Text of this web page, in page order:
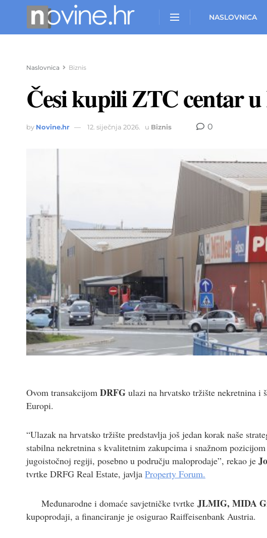
NASLOVNICA
Naslovnica Biznis
Česi kupili ZTC centar
by Novine.hr 12. siječnja 2026. u Biznis 0
Ovom transakcijom DRFG ulazi na hrvatsko tržište nekretnina
Europi.
“Ulazak na hrvatsko tržište predstavlja još jedan korak naše
stabilna nekretnina s kvalitetnim zakupcima i snažnom
jugoistočnoj regiji, posebno u području maloprodaje”, rekao je
tvrtke DRFG Real Estate, javlja Property Forum.
Međunarodne i domaće savjetničke tvrtke JLMIG, MIDA
kupoprodaji, a financiranje je osigurao Raiffeisenbank Austria.